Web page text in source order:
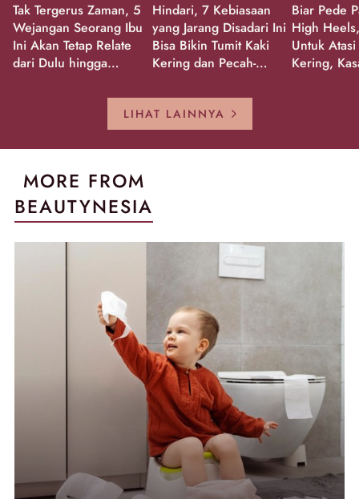
Tak Tergerus Zaman, 5
Wejangan Seorang Ibu
Ini Akan Tetap Relate
dari Dulu hingga
Hindari, 7 Kebiasaan
yang Jarang Disadari Ini
Bisa Bikin Tumit Kaki
Kering dan Pecah-
Biar Pede
High
Untuk
Kering,
LIHAT LAINNYA
MORE FROM
BEAUTYNESIA